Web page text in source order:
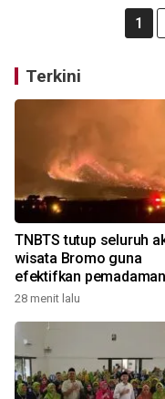
1
Terkini
TNBTS tutup seluruh
wisata Bromo guna
efektifkan pemadaman
28 menit lalu